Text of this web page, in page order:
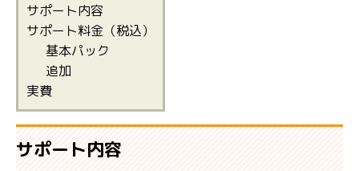
サポート内容
サポート料金（税込）
基本パック
追加
実費
サポート内容